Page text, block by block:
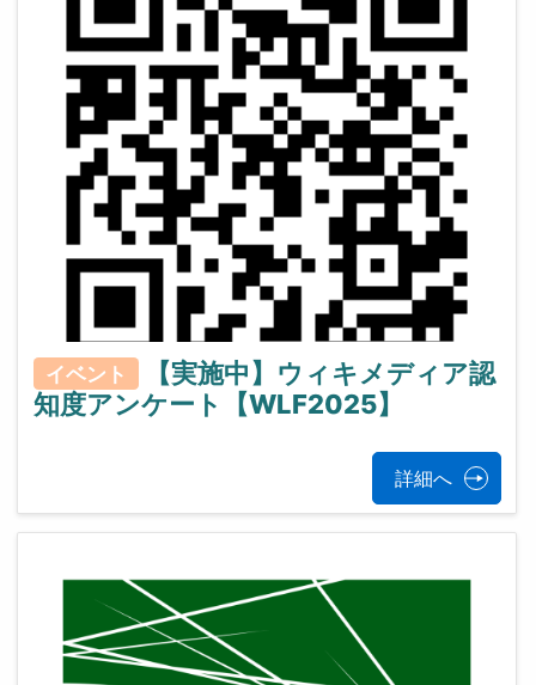
イベント
【実施中】ウィキメディア認
知度アンケート【WLF2025】
詳細へ